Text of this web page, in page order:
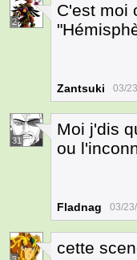
2
C'est moi
Zantsuki 03/
31
Moi j'dis
ou
Fladnag 03/
cette